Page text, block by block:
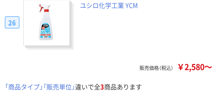
ユシロ化学工業 YCM
26
販売価格（税込） ￥2,580～
「商品タイプ」「販売単位」違いで全3商品あります